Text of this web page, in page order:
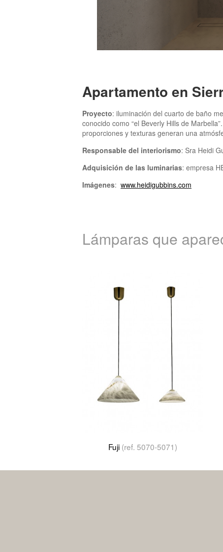
Apartamento en
Proyecto: iluminación del cuarto de baño
conocido como “el Beverly Hills de
proporciones y texturas generan una
Responsable del interiorismo: Sra Heidi
Adquisición de las luminarias: empresa
Imágenes: www.heidigubbins.com
Lámparas que
Fuji (ref. 5070-5071)